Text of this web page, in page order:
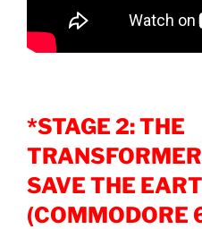
*STAGE 2: THE
SAVE THE
(COMMODORE